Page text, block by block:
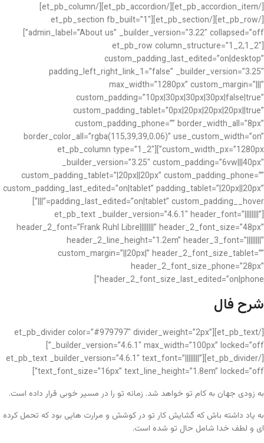
[/et_pb_accordion_item][/et_pb_accordion][/et_pb_column]
[/et_pb_row][/et_pb_section][et_pb_section fb_built=”1″
admin_label=”About us” _builder_version=”3.22″ collapsed=”off”]
[et_pb_row column_structure=”1_2,1_2″
custom_padding_last_edited=”on|desktop”
padding_left_right_link_1=”false” _builder_version=”3.25″
max_width=”1280px” custom_margin=”|||”
custom_padding=”10px|30px|30px|30px|false|true”
custom_padding_tablet=”0px|20px|20px|20px||true”
custom_padding_phone=”” border_width_all=”8px”
border_color_all=”rgba(115,39,39,0.06)” use_custom_width=”on”
custom_width_px=”1280px”][et_pb_column type=”1_2″
_builder_version=”3.25″ custom_padding=”6vw|||40px”
custom_padding_tablet=”|20px||20px” custom_padding_phone=””
custom_padding_last_edited=”on|tablet” padding_tablet=”|20px||20px”
padding_last_edited=”on|tablet” custom_padding__hover=”|||”]
[et_pb_text _builder_version=”4.6.1″ header_font=”||||||||”
header_2_font=”Frank Ruhl Libre||||||||” header_2_font_size=”48px”
header_2_line_height=”1.2em” header_3_font=”||||||||”
custom_margin=”||20px|” header_2_font_size_tablet=””
header_2_font_size_phone=”28px”
header_2_font_size_last_edited=”on|phone”]
شرح فال
[/et_pb_text][et_pb_divider color=”#979797″ divider_weight=”2px”
_builder_version=”4.6.1″ max_width=”100px” locked=”off”]
[/et_pb_divider][et_pb_text _builder_version=”4.6.1″ text_font=”||||||||”
text_font_size=”16px” text_line_height=”1.8em” locked=”off”]
به زودی جهان به کام تو خواهد شد. زمانه تو را در مسیر خوبی قرار داده است.
به یاد داشته باش که گشایش کار تو در کوشش و مرارت هایی بود که تحمل کرده
ای و لطف خدا شامل حال تو شده است.